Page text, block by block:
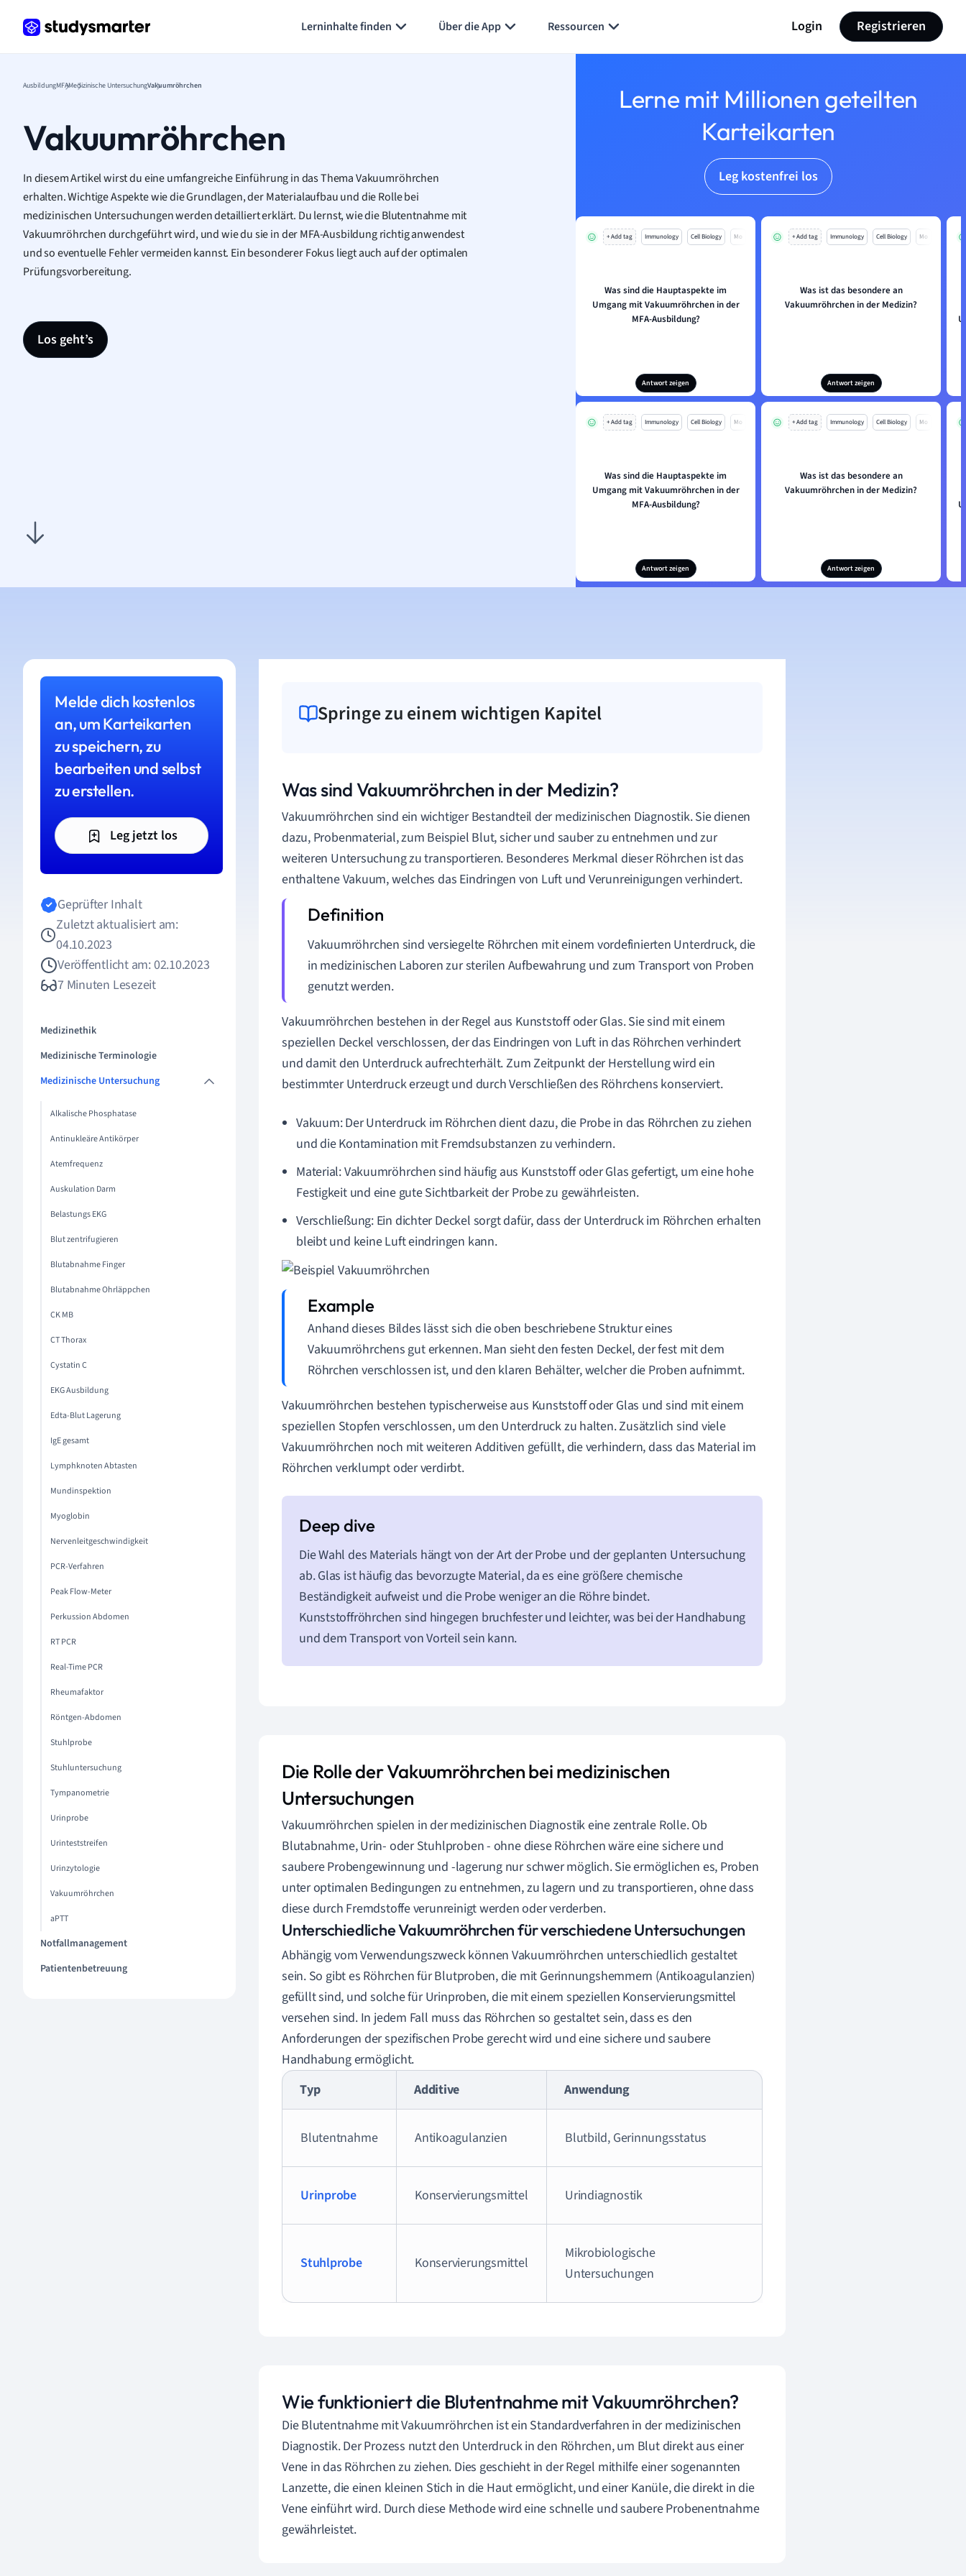
Lerninhalte finden Über die App Ressourcen Login Registrieren
AusbildungMFAMedizinische UntersuchungVakuumröhrchen
Vakuumröhrchen
In diesem Artikel wirst du eine umfangreiche Einführung in das Thema Vakuumröhrchen
erhalten. Wichtige Aspekte wie die Grundlagen, der Materialaufbau und die Rolle bei
medizinischen Untersuchungen werden detailliert erklärt. Du lernst, wie die Blutentnahme mit
Vakuumröhrchen durchgeführt wird, und wie du sie in der MFA-Ausbildung richtig anwendest
und so eventuelle Fehler vermeiden kannst. Ein besonderer Fokus liegt auch auf der optimalen
Prüfungsvorbereitung.
Los geht’s
Lerne mit Millionen geteilten
Karteikarten
Leg kostenfrei los
+ Add tag Immunology Cell Biology Mo
Was sind die Hauptaspekte im
Umgang mit Vakuumröhrchen in der
MFA-Ausbildung?
Antwort zeigen
+ Add tag Immunology Cell Biology Mo
Was ist das besondere an
Vakuumröhrchen in der Medizin?
Antwort zeigen
+ Add tag Immunology Cell Biology Mo
Was sind die Hauptaspekte im
Umgang mit Vakuumröhrchen in der
MFA-Ausbildung?
Antwort zeigen
+ Add tag Immunology Cell Biology Mo
Was ist das besondere an
Vakuumröhrchen in der Medizin?
Antwort zeigen
Melde dich kostenlos
an, um Karteikarten
zu speichern, zu
bearbeiten und selbst
zu erstellen.
Leg jetzt los
Geprüfter Inhalt
Zuletzt aktualisiert am:
04.10.2023
Veröffentlicht am: 02.10.2023
7 Minuten Lesezeit
Medizinethik
Medizinische Terminologie
Medizinische Untersuchung
Alkalische Phosphatase
Antinukleäre Antikörper
Atemfrequenz
Auskulation Darm
Belastungs EKG
Blut zentrifugieren
Blutabnahme Finger
Blutabnahme Ohrläppchen
CK MB
CT Thorax
Cystatin C
EKG Ausbildung
Edta-Blut Lagerung
IgE gesamt
Lymphknoten Abtasten
Mundinspektion
Myoglobin
Nervenleitgeschwindigkeit
PCR-Verfahren
Peak Flow-Meter
Perkussion Abdomen
RT PCR
Real-Time PCR
Rheumafaktor
Röntgen-Abdomen
Stuhlprobe
Stuhluntersuchung
Tympanometrie
Urinprobe
Urinteststreifen
Urinzytologie
Vakuumröhrchen
aPTT
Notfallmanagement
Patientenbetreuung
Springe zu einem wichtigen Kapitel
Was sind Vakuumröhrchen in der Medizin?
Vakuumröhrchen sind ein wichtiger Bestandteil der medizinischen Diagnostik. Sie dienen
dazu, Probenmaterial, zum Beispiel Blut, sicher und sauber zu entnehmen und zur
weiteren Untersuchung zu transportieren. Besonderes Merkmal dieser Röhrchen ist das
enthaltene Vakuum, welches das Eindringen von Luft und Verunreinigungen verhindert.
Vakuumröhrchen sind versiegelte Röhrchen mit einem vordefinierten Unterdruck, die
in medizinischen Laboren zur sterilen Aufbewahrung und zum Transport von Proben
genutzt werden.
Vakuumröhrchen bestehen in der Regel aus Kunststoff oder Glas. Sie sind mit einem
speziellen Deckel verschlossen, der das Eindringen von Luft in das Röhrchen verhindert
und damit den Unterdruck aufrechterhält. Zum Zeitpunkt der Herstellung wird ein
bestimmter Unterdruck erzeugt und durch Verschließen des Röhrchens konserviert.
Vakuum: Der Unterdruck im Röhrchen dient dazu, die Probe in das Röhrchen zu ziehen
und die Kontamination mit Fremdsubstanzen zu verhindern.
Material: Vakuumröhrchen sind häufig aus Kunststoff oder Glas gefertigt, um eine hohe
Festigkeit und eine gute Sichtbarkeit der Probe zu gewährleisten.
Verschließung: Ein dichter Deckel sorgt dafür, dass der Unterdruck im Röhrchen erhalten
bleibt und keine Luft eindringen kann.
Anhand dieses Bildes lässt sich die oben beschriebene Struktur eines
Vakuumröhrchens gut erkennen. Man sieht den festen Deckel, der fest mit dem
Röhrchen verschlossen ist, und den klaren Behälter, welcher die Proben aufnimmt.
Vakuumröhrchen bestehen typischerweise aus Kunststoff oder Glas und sind mit einem
speziellen Stopfen verschlossen, um den Unterdruck zu halten. Zusätzlich sind viele
Vakuumröhrchen noch mit weiteren Additiven gefüllt, die verhindern, dass das Material im
Röhrchen verklumpt oder verdirbt.
Die Wahl des Materials hängt von der Art der Probe und der geplanten Untersuchung
ab. Glas ist häufig das bevorzugte Material, da es eine größere chemische
Beständigkeit aufweist und die Probe weniger an die Röhre bindet.
Kunststoffröhrchen sind hingegen bruchfester und leichter, was bei der Handhabung
und dem Transport von Vorteil sein kann.
Die Rolle der Vakuumröhrchen bei medizinischen
Untersuchungen
Vakuumröhrchen spielen in der medizinischen Diagnostik eine zentrale Rolle. Ob
Blutabnahme, Urin- oder Stuhlproben - ohne diese Röhrchen wäre eine sichere und
saubere Probengewinnung und -lagerung nur schwer möglich. Sie ermöglichen es, Proben
unter optimalen Bedingungen zu entnehmen, zu lagern und zu transportieren, ohne dass
diese durch Fremdstoffe verunreinigt werden oder verderben.
Unterschiedliche Vakuumröhrchen für verschiedene Untersuchungen
Abhängig vom Verwendungszweck können Vakuumröhrchen unterschiedlich gestaltet
sein. So gibt es Röhrchen für Blutproben, die mit Gerinnungshemmern (Antikoagulanzien)
gefüllt sind, und solche für Urinproben, die mit einem speziellen Konservierungsmittel
versehen sind. In jedem Fall muss das Röhrchen so gestaltet sein, dass es den
Anforderungen der spezifischen Probe gerecht wird und eine sichere und saubere
Handhabung ermöglicht.
Typ
Additive Anwendung
Blutentnahme Antikoagulanzien Blutbild, Gerinnungsstatus
Urinprobe Konservierungsmittel Urindiagnostik
Stuhlprobe Konservierungsmittel
Mikrobiologische
Untersuchungen
Wie funktioniert die Blutentnahme mit Vakuumröhrchen?
Die Blutentnahme mit Vakuumröhrchen ist ein Standardverfahren in der medizinischen
Diagnostik. Der Prozess nutzt den Unterdruck in den Röhrchen, um Blut direkt aus einer
Vene in das Röhrchen zu ziehen. Dies geschieht in der Regel mithilfe einer sogenannten
Lanzette, die einen kleinen Stich in die Haut ermöglicht, und einer Kanüle, die direkt in die
Vene einführt wird. Durch diese Methode wird eine schnelle und saubere Probenentnahme
gewährleistet.